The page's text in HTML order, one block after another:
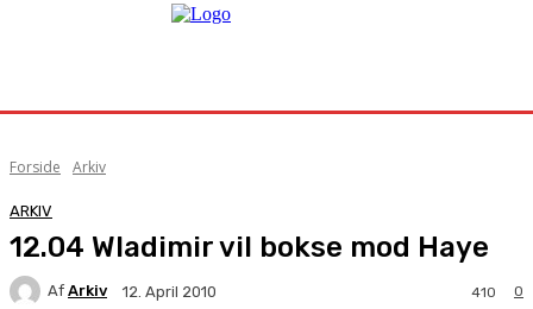
Forside Arkiv
ARKIV
12.04 Wladimir vil bokse mod Haye
Af Arkiv 12. April 2010 0
410